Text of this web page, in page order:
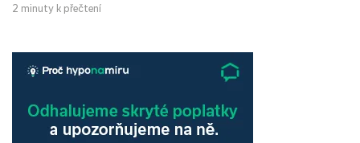
2 minuty k přečtení